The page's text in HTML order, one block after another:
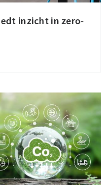
inzicht in zero-